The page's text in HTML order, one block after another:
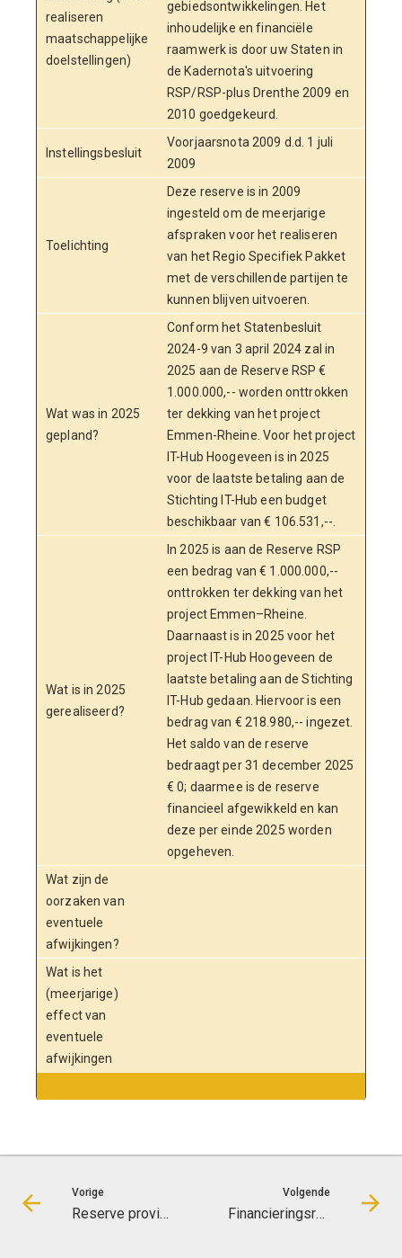
realiseren
maatschappelijke
doelstellingen)
gebiedsontwikkelingen. Het
inhoudelijke en financiële
raamwerk is door uw Staten in
de Kadernota's uitvoering
RSP/RSP-plus Drenthe 2009 en
2010 goedgekeurd.
Instellingsbesluit
Voorjaarsnota 2009 d.d. 1 juli
2009
Toelichting
Deze reserve is in 2009
ingesteld om de meerjarige
afspraken voor het realiseren
van het Regio Specifiek Pakket
met de verschillende partijen te
kunnen blijven uitvoeren.
Wat was in 2025
gepland?
Conform het Statenbesluit
2024-9 van 3 april 2024 zal in
2025 aan de Reserve RSP €
1.000.000,-- worden onttrokken
ter dekking van het project
Emmen-Rheine. Voor het project
IT-Hub Hoogeveen is in 2025
voor de laatste betaling aan de
Stichting IT-Hub een budget
beschikbaar van € 106.531,--.
Wat is in 2025
gerealiseerd?
In 2025 is aan de Reserve RSP
een bedrag van € 1.000.000,--
onttrokken ter dekking van het
project Emmen–Rheine.
Daarnaast is in 2025 voor het
project IT-Hub Hoogeveen de
laatste betaling aan de Stichting
IT-Hub gedaan. Hiervoor is een
bedrag van € 218.980,-- ingezet.
Het saldo van de reserve
bedraagt per 31 december 2025
€ 0; daarmee is de reserve
financieel afgewikkeld en kan
deze per einde 2025 worden
opgeheven.
Wat zijn de
oorzaken van
eventuele
afwijkingen?
Wat is het
(meerjarige)
effect van
eventuele
afwijkingen
Vorige
Reserve provinciaal aandeel ILG
Volgende
Financieringsreserve